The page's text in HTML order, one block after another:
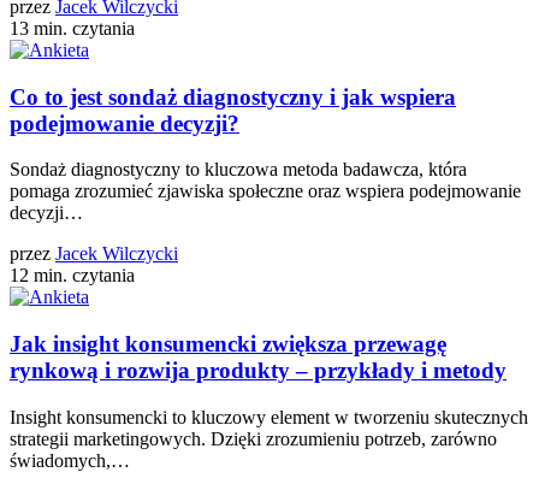
przez Jacek Wilczycki
13 min. czytania
Co to jest sondaż diagnostyczny i jak wspiera
podejmowanie decyzji?
Sondaż diagnostyczny to kluczowa metoda badawcza, która
pomaga zrozumieć zjawiska społeczne oraz wspiera podejmowanie
decyzji…
przez Jacek Wilczycki
12 min. czytania
Jak insight konsumencki zwiększa przewagę
rynkową i rozwija produkty – przykłady i metody
Insight konsumencki to kluczowy element w tworzeniu skutecznych
strategii marketingowych. Dzięki zrozumieniu potrzeb, zarówno
świadomych,…